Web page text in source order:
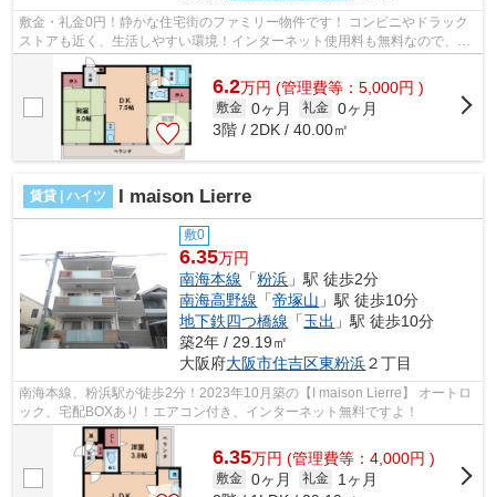
敷金・礼金0円！静かな住宅街のファミリー物件です！ コンビニやドラック
ストアも近く、生活しやすい環境！インターネット使用料も無料なので、新
6.2万円 (管理費等：5,000円 )
敷金 0ヶ月 礼金 0ヶ月
3階 / 2DK / 40.00㎡
賃貸 | ハイツ I maison Lierre
敷0
6.35万円
南海本線 「粉浜 」駅 徒歩2分
南海高野線 「帝塚山 」駅 徒歩10分
地下鉄四つ橋線 「玉出 」駅 徒歩10分
築2年 / 29.19㎡
大阪府大阪市住吉区東粉浜２丁目
南海本線、粉浜駅が徒歩2分！2023年10月築の【I maison Lierre】 オートロ
ック、宅配BOXあり！エアコン付き、インターネット無料ですよ！
6.35万円 (管理費等：4,000円 )
敷金 0ヶ月 礼金
1ヶ月